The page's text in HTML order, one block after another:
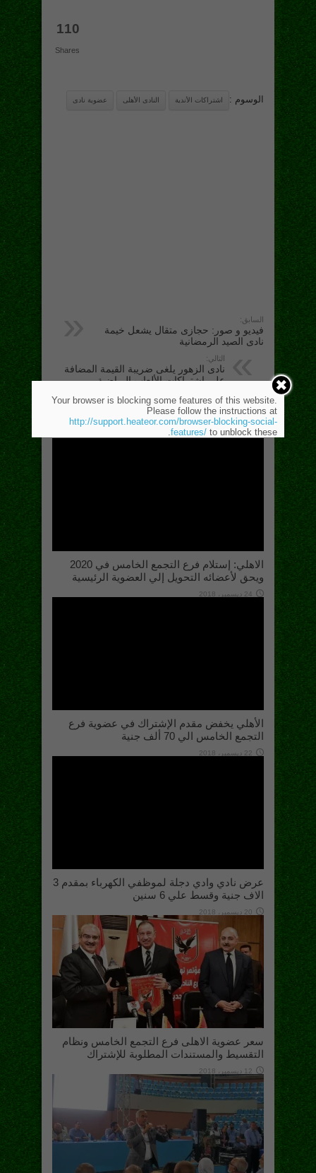
110
Shares
الوسوم : اشتراكات الأندية النادى الأهلى عضوية نادى
السابق:
فيديو و صور: حجازى متقال يشعل خيمة
نادى الصيد الرمضانية
التالي:
نادى الزهور يلغى ضريبة القيمة المضافة
على اشتراكات الألعاب الرياضية
موضوعات متعلقة
الاهلي: إستلام فرع التجمع الخامس في 2020
ويحق لأعضائه التحويل إلي العضوية الرئيسية
24 ديسمبر، 2018
الأهلي يخفض مقدم الإشتراك في عضوية فرع
التجمع الخامس الي 70 ألف جنية
22 ديسمبر، 2018
عرض نادي وادي دجلة لموظفي الكهرباء بمقدم 3
الاف جنية وقسط علي 6 سنين
20 ديسمبر، 2018
سعر عضوية الاهلى فرع التجمع الخامس ونظام
التقسيط والمستندات المطلوبة للإشتراك
12 ديسمبر، 2018
Your browser is blocking some features of this website.
Please follow the instructions at
http://support.heateor.com/browser-blocking-social-
features/ to unblock these.